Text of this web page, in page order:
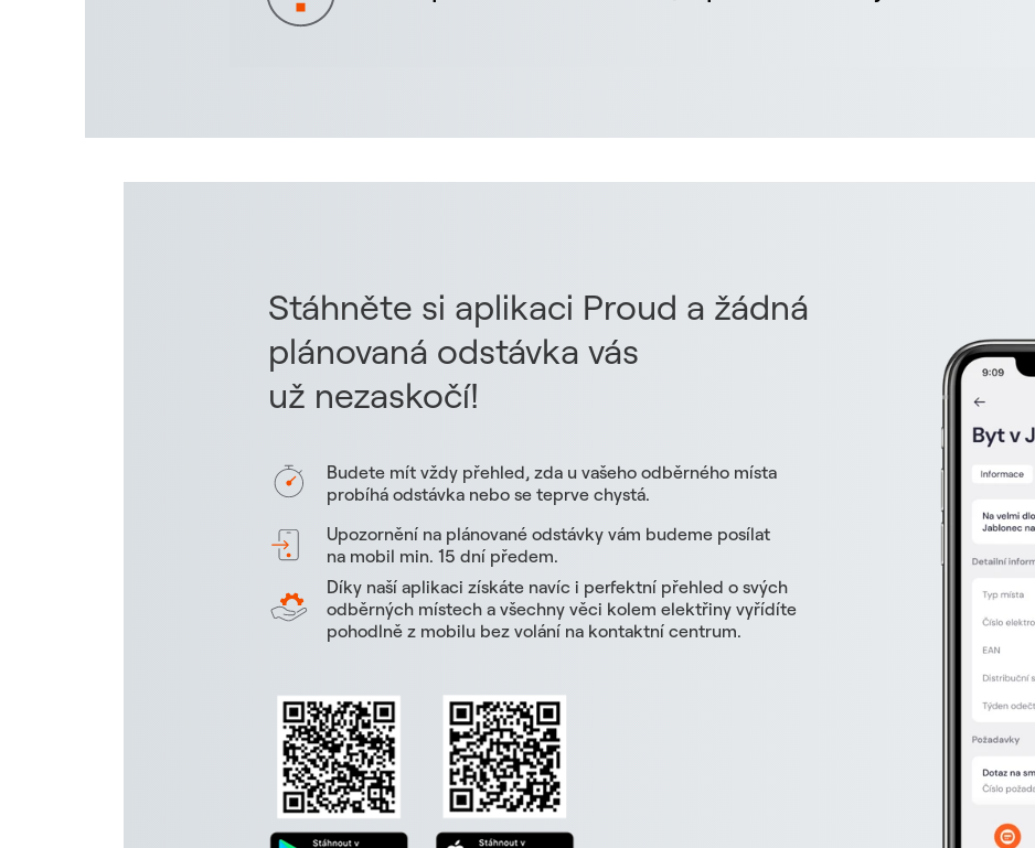
Stáhněte si aplikaci Proud a žádná
plánovaná odstávka vás
už nezaskočí!
Budete mít vždy přehled, zda u vašeho odběrného místa
probíhá odstávka nebo se teprve chystá.
Upozornění na plánované odstávky vám budeme posílat
na mobil min. 15 dní předem.
Díky naší aplikaci získáte navíc i perfektní přehled o svých
odběrných místech a všechny věci kolem elektřiny vyřídíte
pohodlně z mobilu bez volání na kontaktní centrum.